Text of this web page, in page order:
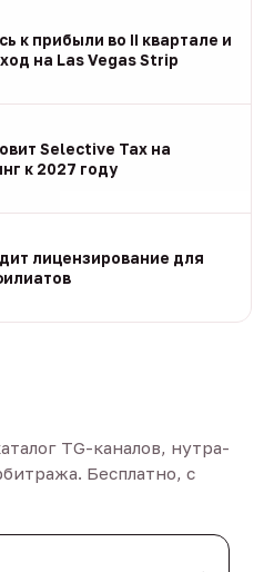
к прибыли во II квартале и
на Las Vegas Strip
Selective Tax на
к 2027 году
лицензирование для
TG-каналов, нутра-
Бесплатно, с